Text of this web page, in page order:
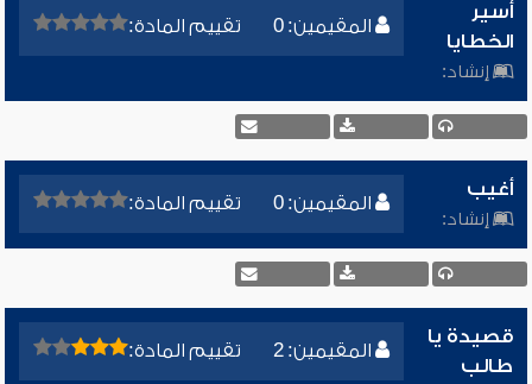
المقيمين: 0 تقييم المادة:
أسير
الخطايا
إنشاد:
المقيمين: 0 تقييم المادة:
أغيب
إنشاد:
المقيمين: 2 تقييم المادة:
قصيدة يا
طالب